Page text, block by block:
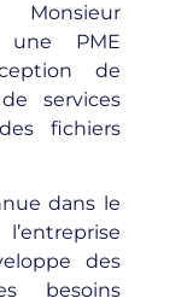
une PME
de
services
fichiers
dans le
des
besoins